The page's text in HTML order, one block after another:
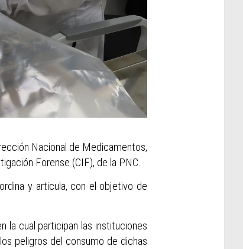
Nacional de Medicamentos,
Forense (CIF), de la PNC.
y articula, con el objetivo de
la cual participan las instituciones
peligros del consumo de dichas